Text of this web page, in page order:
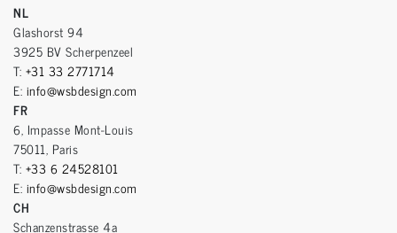
NL
Glashorst 94
3925 BV Scherpenzeel
T: +31 33 2771714
E: info@wsbdesign.com
FR
6, Impasse Mont-Louis
75011, Paris
T: +33 6 24528101
E: info@wsbdesign.com
CH
Schanzenstrasse 4a